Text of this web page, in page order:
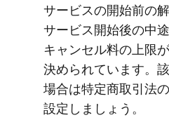
サービスの​​開始前の​​解
サービス開始後の​​中
キャンセル料の​​上限が​​
決められています。​​
場合は​​特定商取引法
設定しましょう。